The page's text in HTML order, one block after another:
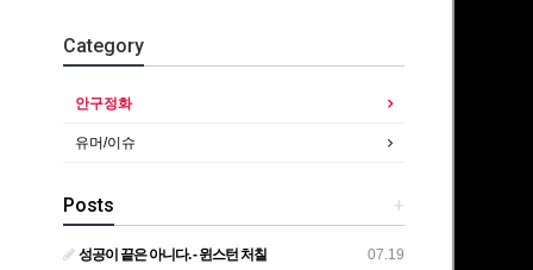
Category
안구정화
유머/이슈
+
Posts
07.19
성공이 끝은 아니다. - 윈스턴 처칠